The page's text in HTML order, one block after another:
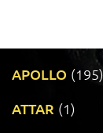
APOLLO (195)
ATTAR (1)